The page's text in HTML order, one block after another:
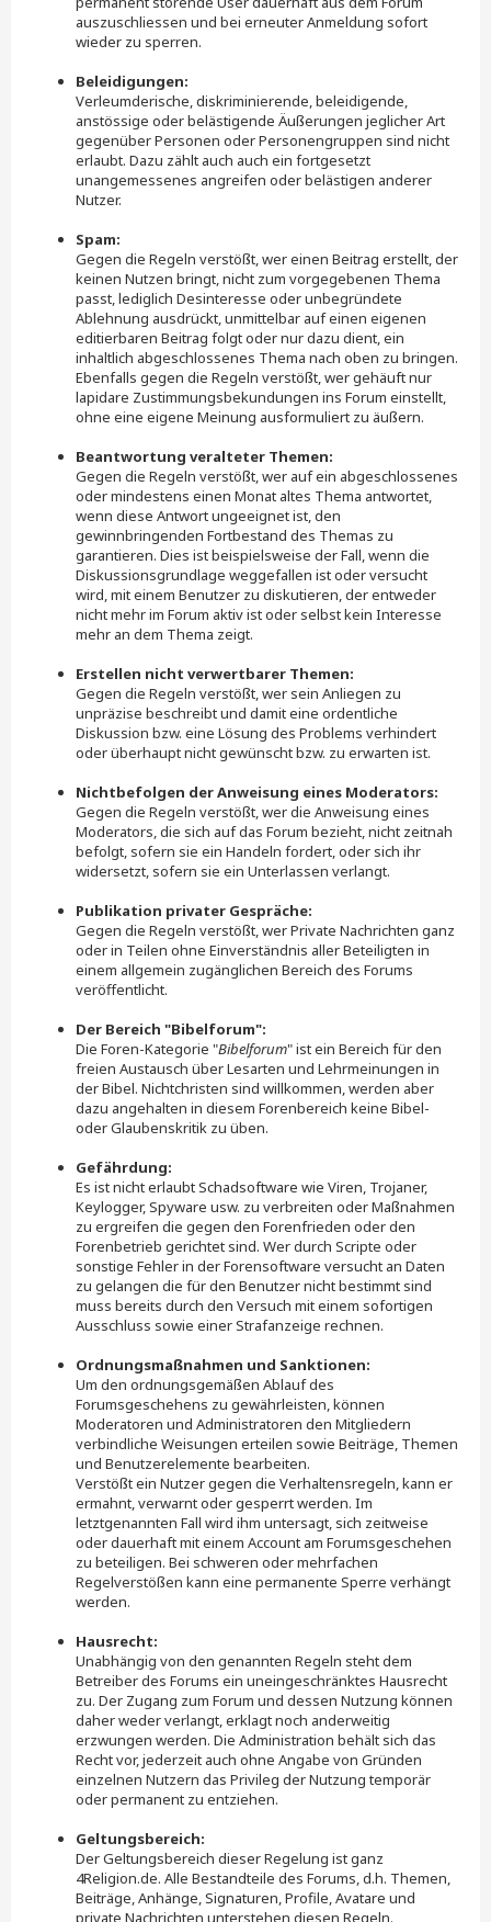
auszuschliessen und bei erneuter Anmeldung sofort
wieder zu sperren.
Beleidigungen:
Verleumderische, diskriminierende, beleidigende,
anstössige oder belästigende Äußerungen jeglicher Art
gegenüber Personen oder Personengruppen sind nicht
erlaubt. Dazu zählt auch auch ein fortgesetzt
unangemessenes angreifen oder belästigen anderer
Nutzer.
Spam:
Gegen die Regeln verstößt, wer einen Beitrag erstellt, der
keinen Nutzen bringt, nicht zum vorgegebenen Thema
passt, lediglich Desinteresse oder unbegründete
Ablehnung ausdrückt, unmittelbar auf einen eigenen
editierbaren Beitrag folgt oder nur dazu dient, ein
inhaltlich abgeschlossenes Thema nach oben zu bringen.
Ebenfalls gegen die Regeln verstößt, wer gehäuft nur
lapidare Zustimmungsbekundungen ins Forum einstellt,
ohne eine eigene Meinung ausformuliert zu äußern.
Beantwortung veralteter Themen:
Gegen die Regeln verstößt, wer auf ein abgeschlossenes
oder mindestens einen Monat altes Thema antwortet,
wenn diese Antwort ungeeignet ist, den
gewinnbringenden Fortbestand des Themas zu
garantieren. Dies ist beispielsweise der Fall, wenn die
Diskussionsgrundlage weggefallen ist oder versucht
wird, mit einem Benutzer zu diskutieren, der entweder
nicht mehr im Forum aktiv ist oder selbst kein Interesse
mehr an dem Thema zeigt.
Erstellen nicht verwertbarer Themen:
Gegen die Regeln verstößt, wer sein Anliegen zu
unpräzise beschreibt und damit eine ordentliche
Diskussion bzw. eine Lösung des Problems verhindert
oder überhaupt nicht gewünscht bzw. zu erwarten ist.
Nichtbefolgen der Anweisung eines Moderators:
Gegen die Regeln verstößt, wer die Anweisung eines
Moderators, die sich auf das Forum bezieht, nicht zeitnah
befolgt, sofern sie ein Handeln fordert, oder sich ihr
widersetzt, sofern sie ein Unterlassen verlangt.
Publikation privater Gespräche:
Gegen die Regeln verstößt, wer Private Nachrichten ganz
oder in Teilen ohne Einverständnis aller Beteiligten in
einem allgemein zugänglichen Bereich des Forums
veröffentlicht.
Der Bereich "Bibelforum":
Die Foren-Kategorie "Bibelforum" ist ein Bereich für den
freien Austausch über Lesarten und Lehrmeinungen in
der Bibel. Nichtchristen sind willkommen, werden aber
dazu angehalten in diesem Forenbereich keine Bibel-
oder Glaubenskritik zu üben.
Gefährdung:
Es ist nicht erlaubt Schadsoftware wie Viren, Trojaner,
Keylogger, Spyware usw. zu verbreiten oder Maßnahmen
zu ergreifen die gegen den Forenfrieden oder den
Forenbetrieb gerichtet sind. Wer durch Scripte oder
sonstige Fehler in der Forensoftware versucht an Daten
zu gelangen die für den Benutzer nicht bestimmt sind
muss bereits durch den Versuch mit einem sofortigen
Ausschluss sowie einer Strafanzeige rechnen.
Ordnungsmaßnahmen und Sanktionen:
Um den ordnungsgemäßen Ablauf des
Forumsgeschehens zu gewährleisten, können
Moderatoren und Administratoren den Mitgliedern
verbindliche Weisungen erteilen sowie Beiträge, Themen
und Benutzerelemente bearbeiten.
Verstößt ein Nutzer gegen die Verhaltensregeln, kann er
ermahnt, verwarnt oder gesperrt werden. Im
letztgenannten Fall wird ihm untersagt, sich zeitweise
oder dauerhaft mit einem Account am Forumsgeschehen
zu beteiligen. Bei schweren oder mehrfachen
Regelverstößen kann eine permanente Sperre verhängt
werden.
Hausrecht:
Unabhängig von den genannten Regeln steht dem
Betreiber des Forums ein uneingeschränktes Hausrecht
zu. Der Zugang zum Forum und dessen Nutzung können
daher weder verlangt, erklagt noch anderweitig
erzwungen werden. Die Administration behält sich das
Recht vor, jederzeit auch ohne Angabe von Gründen
einzelnen Nutzern das Privileg der Nutzung temporär
oder permanent zu entziehen.
Geltungsbereich:
Der Geltungsbereich dieser Regelung ist ganz
4Religion.de. Alle Bestandteile des Forums, d.h. Themen,
Beiträge, Anhänge, Signaturen, Profile, Avatare und
private Nachrichten unterstehen diesen Regeln.